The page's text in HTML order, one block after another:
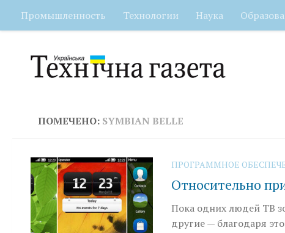
Перейти к содержимому
Промышленность Технологии Наука
ПОМЕЧЕНО: SYMBIAN BELLE
ПРОГРАММНОЕ
Относительно
Пока одних людей ТВ
другие — благодаря